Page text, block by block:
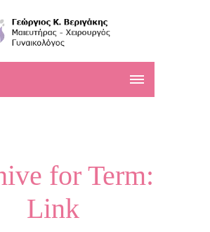
for Term:
Link